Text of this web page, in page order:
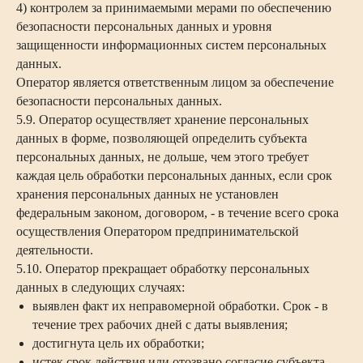
4) контролем за принимаемыми мерами по обеспечению
безопасности персональных данных и уровня
защищенности информационных систем персональных
данных.
Оператор является ответственным лицом за обеспечение
безопасности персональных данных.
5.9. Оператор осуществляет хранение персональных
данных в форме, позволяющей определить субъекта
персональных данных, не дольше, чем этого требует
каждая цель обработки персональных данных, если срок
хранения персональных данных не установлен
федеральным законом, договором, - в течение всего срока
осуществления Оператором предпринимательской
деятельности.
5.10. Оператор прекращает обработку персональных
данных в следующих случаях:
выявлен факт их неправомерной обработки. Срок - в
течение трех рабочих дней с даты выявления;
достигнута цель их обработки;